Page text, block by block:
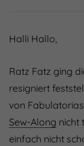
Halli Hallo,
Ratz Fatz ging
resigniert
von
Sew-Along nicht
einfach nicht